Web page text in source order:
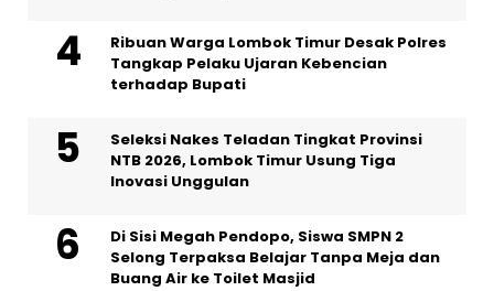
Ribuan Warga Lombok Timur Desak Polres
Tangkap Pelaku Ujaran Kebencian
terhadap Bupati
Seleksi Nakes Teladan Tingkat Provinsi
NTB 2026, Lombok Timur Usung Tiga
Inovasi Unggulan
Di Sisi Megah Pendopo, Siswa SMPN 2
Selong Terpaksa Belajar Tanpa Meja dan
Buang Air ke Toilet Masjid